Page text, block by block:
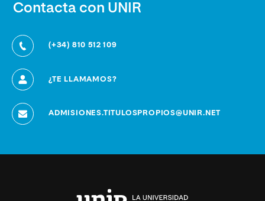
Contacta con UNIR
(+34) 810 512 109
¿TE LLAMAMOS?
ADMISIONES.TITULOSPROPIOS@UNIR.NET